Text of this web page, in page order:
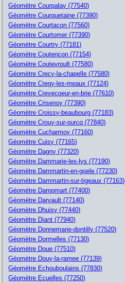
Géomètre Courpalay (77540)
Géomètre Courquetaine (77390)
Géomètre Courtacon (77560)
Géomètre Courtomer (77390)
Géomètre Courtry (77181)
Géomètre Coutencon (77154)
Géomètre Coutevroult (77580)
Géomètre Crecy-la-chapelle (77580)
Géomètre Cregy-les-meaux (77124)
Géomètre Crevecoeur-en-brie (77610)
Géomètre Crisenoy (77390)
Géomètre Croissy-beaubourg (77183)
Géomètre Crouy-sur-ourcq (77840)
Géomètre Cucharmoy (77160)
Géomètre Cuisy (77165)
Géomètre Dagny (77320)
Géomètre Dammarie-les-lys (77190)
Géomètre Dammartin-en-goele (77230)
Géomètre Dammartin-sur-tigeaux (77163)
Géomètre Dampmart (77400)
Géomètre Darvault (77140)
Géomètre Dhuisy (77440)
Géomètre Diant (77940)
Géomètre Donnemarie-dontilly (77520)
Géomètre Dormelles (77130)
Géomètre Doue (77510)
Géomètre Douy-la-ramee (77139)
Géomètre Echouboulains (77830)
Géomètre Ecuelles (77250)